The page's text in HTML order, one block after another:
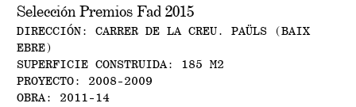
Selección Premios Fad 2015
DIRECCIÓN: CARRER DE LA CREU. PAÜLS (BAIX
EBRE)
SUPERFICIE CONSTRUIDA: 185 M2
PROYECTO: 2008-2009
OBRA: 2011-14